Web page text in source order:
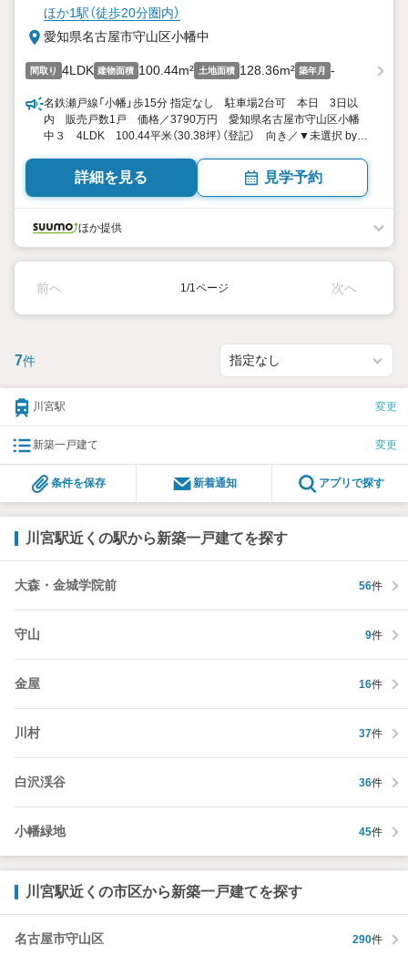
ほか1駅（徒歩20分圏内）
愛知県名古屋市守山区小幡中
間取り 4LDK 建物面積 100.44m² 土地面積 128.36m² 築年月 -
名鉄瀬戸線「小幡」歩15分 指定なし 駐車場2台可 本日 3日以
内 販売戸数1戸 価格／3790万円 愛知県名古屋市守山区小幡
中３ 4LDK 100.44平米（30.38坪）（登記） 向き／▼未選択 by
詳細を見る 見学予約
ほか提供
前へ 1/1ページ 次へ
7件
川宮駅 変更
新築一戸建て 変更
条件を保存 新着通知 アプリで探す
川宮駅近くの駅から新築一戸建てを探す
大森・金城学院前 56件
守山 9件
金屋 16件
川村 37件
白沢渓谷 36件
小幡緑地 45件
川宮駅近くの市区から新築一戸建てを探す
名古屋市守山区 290件